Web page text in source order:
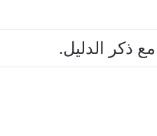
ذكر الدليل.